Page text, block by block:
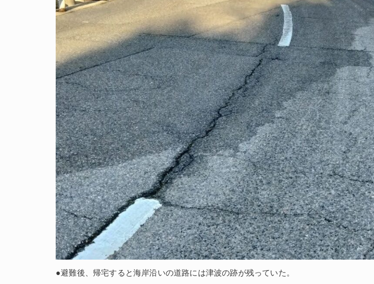
●避難後、帰宅すると海岸沿いの道路には津波の跡が残っていた。